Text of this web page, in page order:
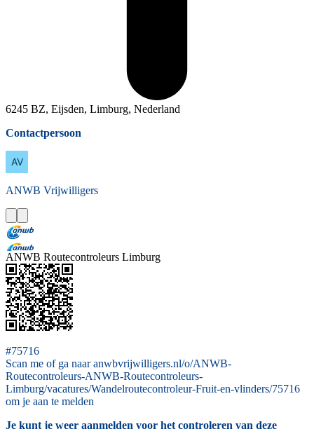
6245 BZ, Eijsden, Limburg, Nederland
Contactpersoon
ANWB Vrijwilligers
ANWB Routecontroleurs Limburg
#75716
Scan me of ga naar anwbvrijwilligers.nl/o/ANWB-
Routecontroleurs-ANWB-Routecontroleurs-
Limburg/vacatures/Wandelroutecontroleur-Fruit-en-vlinders/75716
om je aan te melden
Je kunt je weer aanmelden voor het controleren van deze